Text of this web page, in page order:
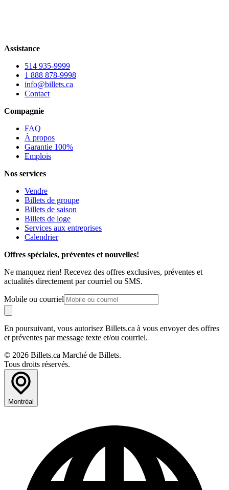
Assistance
514 935-9999
1 888 878-9998
info@billets.ca
Contact
Compagnie
FAQ
À propos
Garantie 100%
Emplois
Nos services
Vendre
Billets de groupe
Billets de saison
Billets de loge
Services aux entreprises
Calendrier
Offres spéciales, préventes et nouvelles!
Ne manquez rien! Recevez des offres exclusives, préventes et
actualités directement par courriel ou SMS.
Mobile ou courriel
En poursuivant, vous autorisez Billets.ca à vous envoyer des offres
et préventes par message texte et/ou courriel.
© 2026 Billets.ca Marché de Billets.
Tous droits réservés.
Montréal